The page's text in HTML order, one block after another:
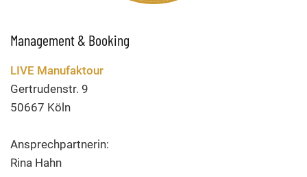
Management & Booking
LIVE Manufaktour
Gertrudenstr. 9
50667 Köln
Ansprechpartnerin:
Rina Hahn